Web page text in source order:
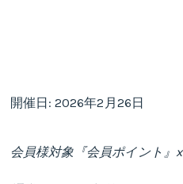
開催日: 2026年2月26日
会員様対象『会員ポイント』